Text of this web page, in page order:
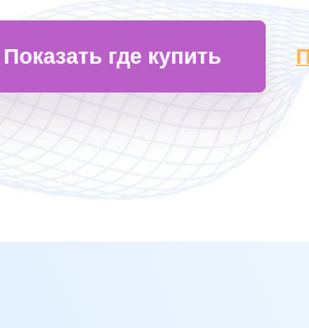
Показать где купить